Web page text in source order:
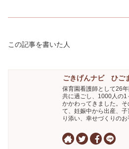
この記事を書いた人
ごきげんナビ ひご
保育園看護師として26
共に過ごし、1000人の1
かかわってきました。
て、妊娠中から出産、
り添い、幸せづくりのお